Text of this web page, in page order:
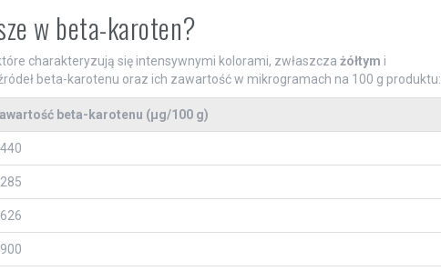
w beta-karoten?
charakteryzują się intensywnymi kolorami, zwłaszcza żółtym i
beta-karotenu oraz ich zawartość w mikrogramach na 100 g produktu:
beta-karotenu (µg/100 g)